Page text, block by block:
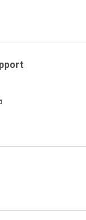
또는 메인프레임
제 저작권법 및 협약
하고 소프트웨어 사
웨어를 사람이 인지